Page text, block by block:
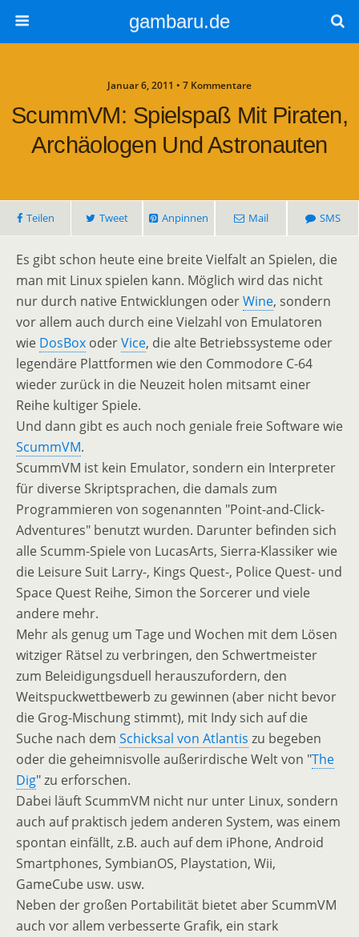
gambaru.de
Januar 6, 2011 • 7 Kommentare
ScummVM: Spielspaß Mit Piraten,
Archäologen Und Astronauten
Teilen Tweet Anpinnen Mail SMS
Es gibt schon heute eine breite Vielfalt an Spielen, die
man mit Linux spielen kann. Möglich wird das nicht
nur durch native Entwicklungen oderWine, sondern
vor allem auch durch eine Vielzahl von Emulatoren
wie DosBox oderVice, die alte Betriebssysteme oder
legendäre Plattformen wie den Commodore C-64
wieder zurück in die Neuzeit holen mitsamt einer
Reihe kultiger Spiele.
Und dann gibt es auch noch geniale freie Software wie
ScummVM.
ScummVM ist kein Emulator, sondern ein Interpreter
für diverse Skriptsprachen, die damals zum
Programmieren von sogenannten "Point-and-Click-
Adventures" benutzt wurden. Darunter befinden sich
alle Scumm-Spiele von LucasArts, Sierra-Klassiker wie
die Leisure Suit Larry-, Kings Quest-, Police Quest- und
Space Quest Reihe, Simon the Sorcerer und viele
andere mehr.
Mehr als genug um Tage und Wochen mit dem Lösen
witziger Rätsel zu verbringen, den Schwertmeister
zum Beleidigungsduell herauszufordern, den
Weitspuckwettbewerb zu gewinnen (aber nicht bevor
die Grog-Mischung stimmt), mit Indy sich auf die
Suche nach dem Schicksal von Atlantis zu begeben
oder die geheimnisvolle außerirdische Welt von "The
Dig" zu erforschen.
Dabei läuft ScummVM nicht nur unter Linux, sondern
auch auf praktisch jedem anderen System, was einem
spontan einfällt, z.B. auch auf dem iPhone, Android
Smartphones, SymbianOS, Playstation, Wii,
GameCube usw. usw.
Neben der großen Portabilität bietet aber ScummVM
auch vor allem verbesserte Grafik, ein stark